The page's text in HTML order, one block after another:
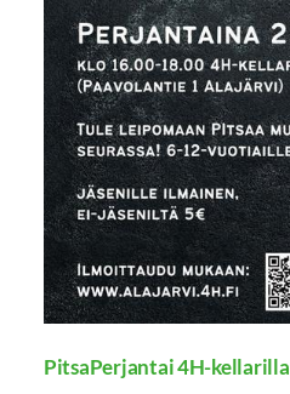
PitsaPerjantai 4H-kellarilla